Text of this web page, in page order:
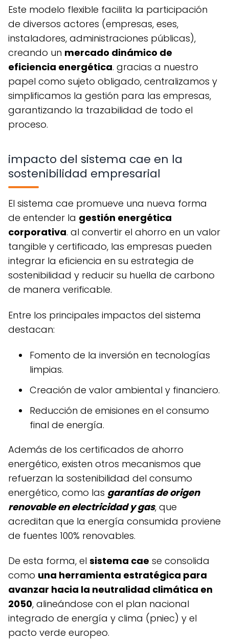
este modelo flexible facilita la participación
de diversos actores (empresas, eses,
instaladores, administraciones públicas),
creando un mercado dinámico de
eficiencia energética. gracias a nuestro
papel como sujeto obligado, centralizamos y
simplificamos la gestión para las empresas,
garantizando la trazabilidad de todo el
proceso.
impacto del sistema cae en la
sostenibilidad empresarial
el sistema cae promueve una nueva forma
de entender la gestión energética
corporativa. al convertir el ahorro en un valor
tangible y certificado, las empresas pueden
integrar la eficiencia en su estrategia de
sostenibilidad y reducir su huella de carbono
de manera verificable.
entre los principales impactos del sistema
destacan:
fomento de la inversión en tecnologías
limpias.
creación de valor ambiental y financiero.
reducción de emisiones en el consumo
final de energía.
además de los certificados de ahorro
energético, existen otros mecanismos que
refuerzan la sostenibilidad del consumo
energético, como las garantías de origen
renovable en electricidad y gas, que
acreditan que la energía consumida proviene
de fuentes 100% renovables.
de esta forma, el sistema cae se consolida
como una herramienta estratégica para
avanzar hacia la neutralidad climática en
2050, alineándose con el plan nacional
integrado de energía y clima (pniec) y el
pacto verde europeo.